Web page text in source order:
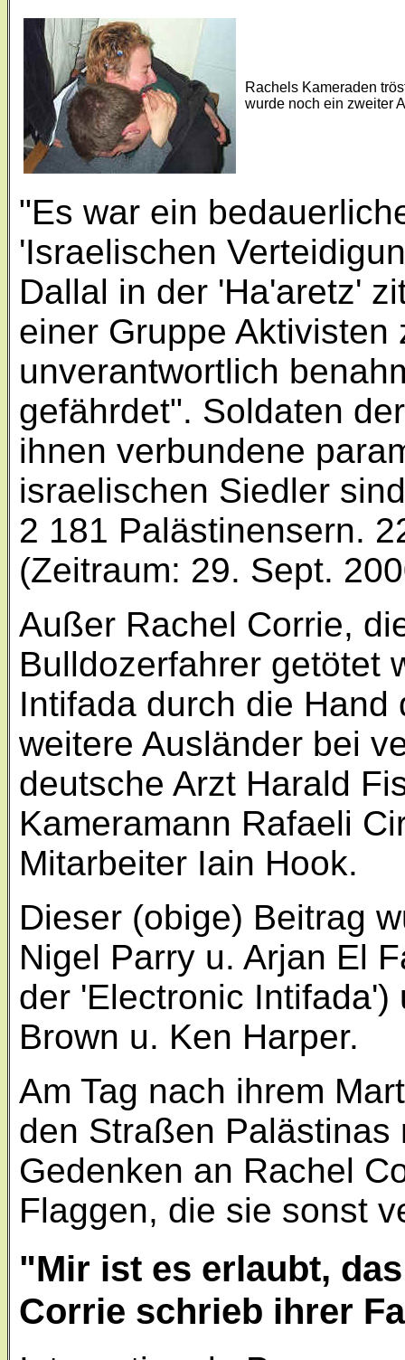
Rachels Kameraden
wurde noch ein zweiter
"Es war ein
'Israelischen
Dallal in der 'Ha'aretz'
einer Gruppe
unverantwortlich
gefährdet". Soldaten
ihnen verbundene
israelischen Siedler
2 181 Palästinensern.
(Zeitraum: 29. Sept.
Außer Rachel Corrie,
Bulldozerfahrer getötet
Intifada durch die
weitere Ausländer bei
deutsche Arzt Harald
Kameramann Rafaeli
Mitarbeiter Iain Hook.
Dieser (obige) Beitrag
Nigel Parry u. Arjan El
der 'Electronic
Brown u. Ken Harper.
Am Tag nach ihrem
den Straßen
Gedenken an Rachel
Flaggen, die sie sonst
"Mir ist es erlaubt,
Corrie schrieb ihrer